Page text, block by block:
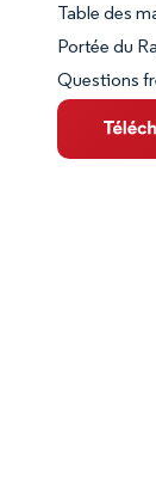
Aperçu
VUE
Table des
Portée du
Questions